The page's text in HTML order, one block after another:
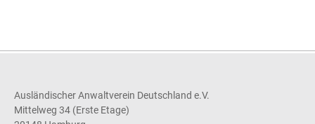
Ausländischer Anwaltverein Deutschland e.V.
Mittelweg 34 (Erste Etage)